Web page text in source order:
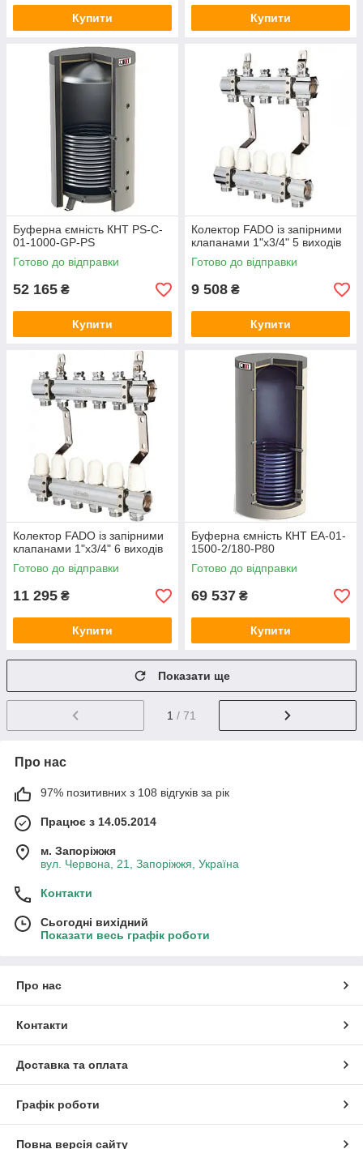
Купити Купити
Буферна ємність КНТ PS-C-
01-1000-GP-PS
Готово до відправки
52 165 ₴
Купити
Колектор FADO із запірними
клапанами 1"х3/4" 5 виходів
Готово до відправки
9 508 ₴
Купити
Колектор FADO із запірними
клапанами 1"х3/4" 6 виходів
Готово до відправки
11 295 ₴
Купити
Буферна ємність КНТ ЕА-01-
1500-2/180-P80
Готово до відправки
69 537 ₴
Купити
Показати ще
1 / 71
Про нас
97% позитивних з 108 відгуків за рік
Працює з 14.05.2014
м. Запоріжжя
вул. Червона, 21, Запоріжжя, Україна
Контакти
Сьогодні вихідний
Показати весь графік роботи
Про нас
Контакти
Доставка та оплата
Графік роботи
Повна версія сайту